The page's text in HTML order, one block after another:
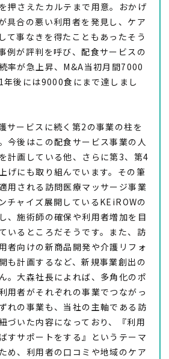
押さえたカルテまで用意。おかげ
具合の悪い利用者を発見し、ケア
て事なきを得たこともあったそう
例が評判を呼び、配食サービスの
率が急上昇、M&A当初月間7000
年後には9000食にまで達しまし
サービスに続く第2の事業の柱を
今後はこの配食サービス事業の人
計画している他、さらに第3、第4
げにも取り組んでいます。その筆
用される訪問医療マッサージ事業
チャイズ展開しているKEiROWの
、施術師の確保や利用者増加を目
いるところだそうです。また、訪
者向けの新商品開発や介護リフォ
も計画するなど、新規事業創出の
。大森社長によれば、多角化のポ
用者がそれぞれの事業でつながっ
れの事業も、当社の主軸である訪
づいた内容になっており、『利用
すサポートをする』というテーマ
め、利用者の口コミや地域のケア